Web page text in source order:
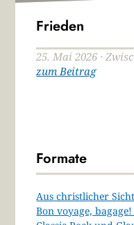
Frieden
25. Mai 2026 ·
zum Beitrag
Formate
Aus christlicher Sicht
Bon voyage,